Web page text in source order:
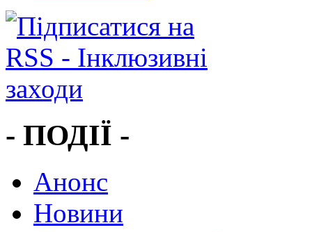
- ПОДІЇ -
Анонс
Новини